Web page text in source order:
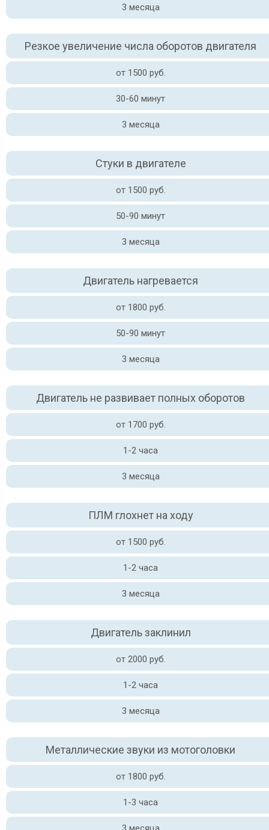
3 месяца
Резкое увеличение числа оборотов двигателя
от 1500 руб.
30-60 минут
3 месяца
Стуки в двигателе
от 1500 руб.
50-90 минут
3 месяца
Двигатель нагревается
от 1800 руб.
50-90 минут
3 месяца
Двигатель не развивает полных оборотов
от 1700 руб.
1-2 часа
3 месяца
ПЛМ глохнет на ходу
от 1500 руб.
1-2 часа
3 месяца
Двигатель заклинил
от 2000 руб.
1-2 часа
3 месяца
Металлические звуки из мотоголовки
от 1800 руб.
1-3 часа